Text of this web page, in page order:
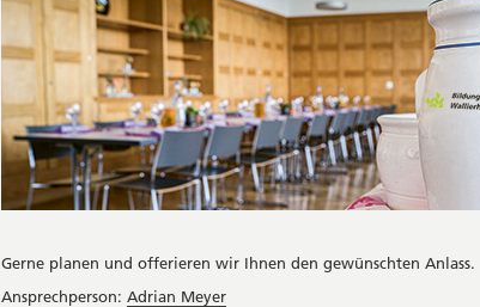
Gerne planen und offerieren wir Ihnen den gewünschten Anlass.
Ansprechperson: Adrian Meyer